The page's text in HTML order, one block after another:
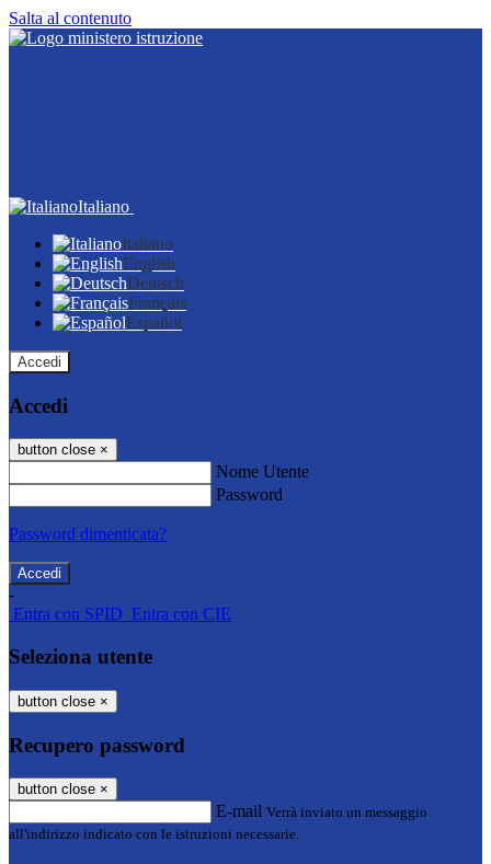
Salta al contenuto
Italiano
Italiano
English
Deutsch
Français
Español
Accedi
Accedi
button close ×
Nome Utente
Password
Password dimenticata?
-
Entra con SPID Entra con CIE
Seleziona utente
button close ×
Recupero password
button close ×
E-mail Verrà inviato un messaggio
all'indirizzo indicato con le istruzioni necessarie.